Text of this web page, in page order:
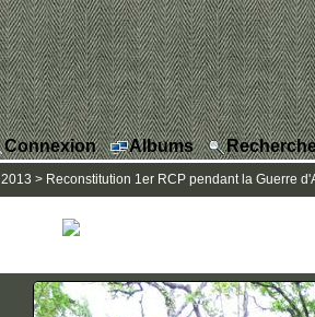
Connexion Albums
> Reconstitution 1er RCP pendant la Guerre